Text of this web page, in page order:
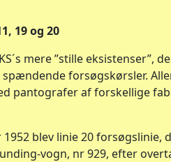
19 og 20
mere ”stille
forsøgskørsler.
pantografer af forskellige
1952 blev linie 20
vogn, nr 929, efter